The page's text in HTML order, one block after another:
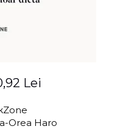
Lei
Orea Haro